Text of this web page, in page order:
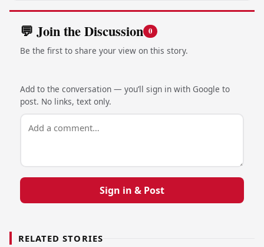
💬 Join the Discussion 0
Be the first to share your view on this story.
Add to the conversation — you’ll sign in with Google to
post. No links, text only.
Sign in & Post
RELATED STORIES